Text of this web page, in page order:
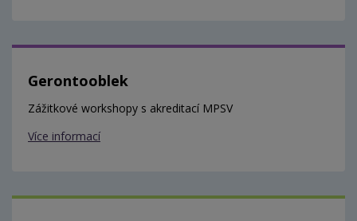
Gerontooblek
Zážitkové workshopy s akreditací MPSV
Více informací